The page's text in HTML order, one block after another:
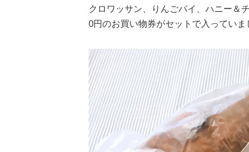
クロワッサン、りんごパイ、ハニー＆
0円のお買い物券がセットで入っていま